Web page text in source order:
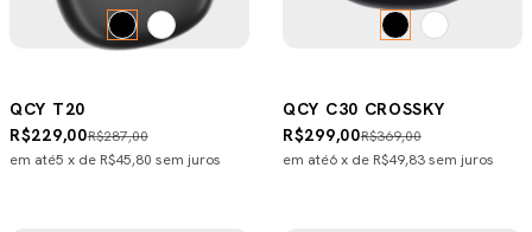
QCY T20
R$287,00
R$229,00
em até5 x de R$45,80 sem juros
QCY C30 CROSSKY
R$369,00
R$299,00
em até6x de R$49,83sem juros